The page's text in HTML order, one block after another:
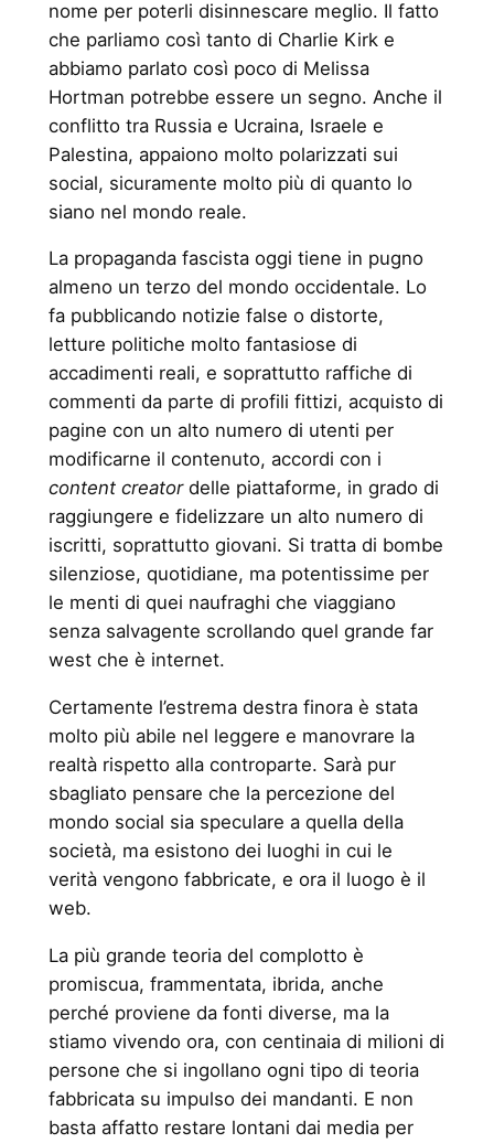
nome per poterli disinnescare meglio. Il fatto
che parliamo così tanto di Charlie Kirk e
abbiamo parlato così poco di Melissa
Hortman potrebbe essere un segno. Anche il
conflitto tra Russia e Ucraina, Israele e
Palestina, appaiono molto polarizzati sui
social, sicuramente molto più di quanto lo
siano nel mondo reale.
La propaganda fascista oggi tiene in pugno
almeno un terzo del mondo occidentale. Lo
fa pubblicando notizie false o distorte,
letture politiche molto fantasiose di
accadimenti reali, e soprattutto raffiche di
commenti da parte di profili fittizi, acquisto di
pagine con un alto numero di utenti per
modificarne il contenuto, accordi con i
content creatordelle piattaforme, in grado di
raggiungere e fidelizzare un alto numero di
iscritti, soprattutto giovani. Si tratta di bombe
silenziose, quotidiane, ma potentissime per
le menti di quei naufraghi che viaggiano
senza salvagente scrollando quel grande far
west che è internet.
Certamente l’estrema destra finora è stata
molto più abile nel leggere e manovrare la
realtà rispetto alla controparte. Sarà pur
sbagliato pensare che la percezione del
mondo social sia speculare a quella della
società, ma esistono dei luoghi in cui le
verità vengono fabbricate, e ora il luogo è il
web.
La più grande teoria del complotto è
promiscua, frammentata, ibrida, anche
perché proviene da fonti diverse, ma la
stiamo vivendo ora, con centinaia di milioni di
persone che si ingollano ogni tipo di teoria
fabbricata su impulso dei mandanti. E non
basta affatto restare lontani dai media per